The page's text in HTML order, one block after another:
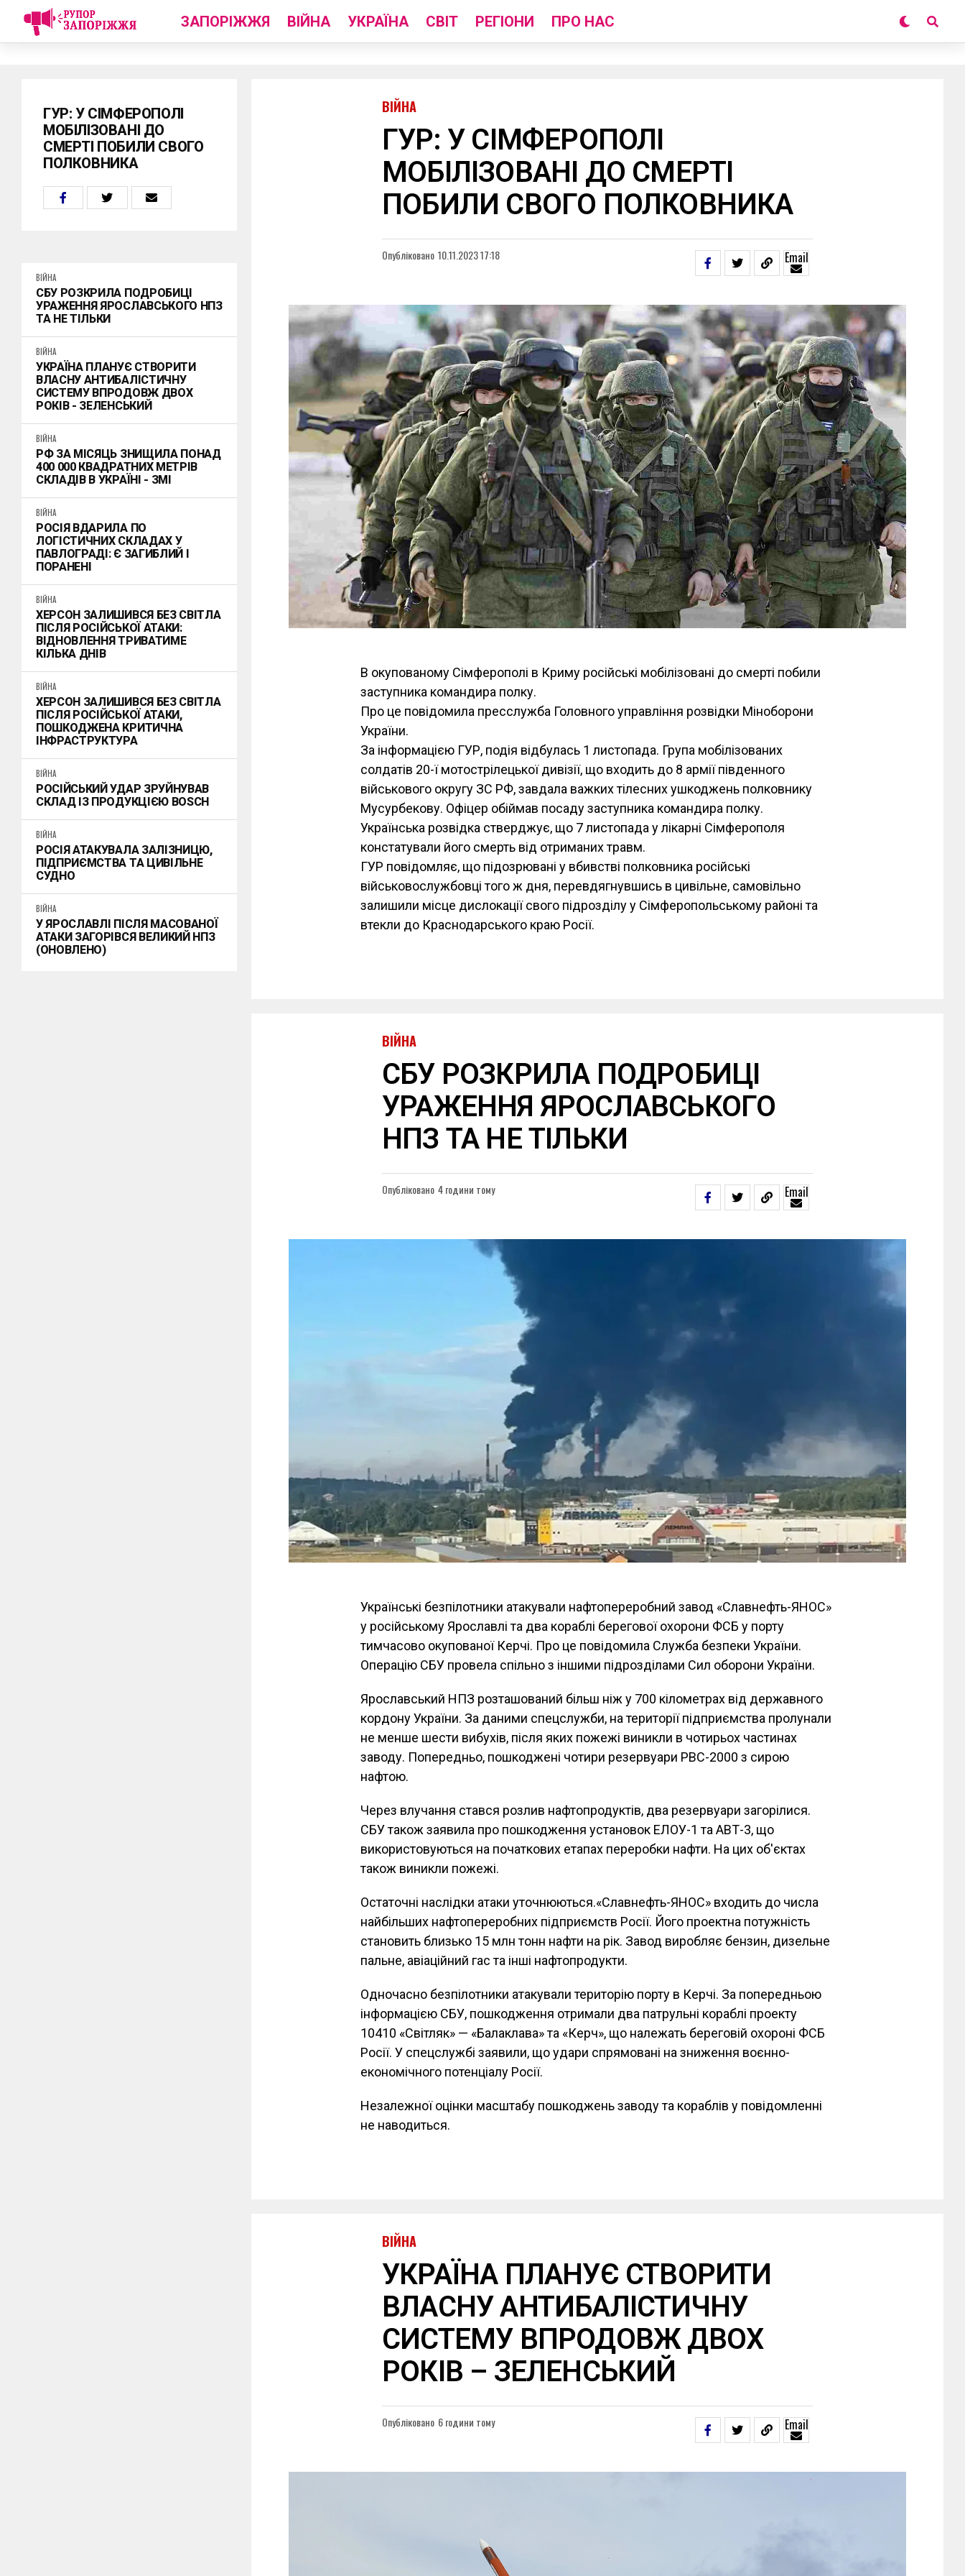
ЗАПОРІЖЖЯ ВІЙНА УКРАЇНА СВІТ РЕГІОНИ ПРО НАС
ГУР: У СІМФЕРОПОЛІ
МОБІЛІЗОВАНІ ДО
СМЕРТІ ПОБИЛИ СВОГО
ПОЛКОВНИКА
ВІЙНА
СБУ РОЗКРИЛА ПОДРОБИЦІ
УРАЖЕННЯ ЯРОСЛАВСЬКОГО НПЗ
ТА НЕ ТІЛЬКИ
ВІЙНА
УКРАЇНА ПЛАНУЄ СТВОРИТИ
ВЛАСНУ АНТИБАЛІСТИЧНУ
СИСТЕМУ ВПРОДОВЖ ДВОХ
РОКІВ - ЗЕЛЕНСЬКИЙ
ВІЙНА
РФ ЗА МІСЯЦЬ ЗНИЩИЛА ПОНАД
400 000 КВАДРАТНИХ МЕТРІВ
СКЛАДІВ В УКРАЇНІ - ЗМІ
ВІЙНА
РОСІЯ ВДАРИЛА ПО
ЛОГІСТИЧНИХ СКЛАДАХ У
ПАВЛОГРАДІ: Є ЗАГИБЛИЙ І
ПОРАНЕНІ
ВІЙНА
ХЕРСОН ЗАЛИШИВСЯ БЕЗ СВІТЛА
ПІСЛЯ РОСІЙСЬКОЇ АТАКИ:
ВІДНОВЛЕННЯ ТРИВАТИМЕ
КІЛЬКА ДНІВ
ВІЙНА
ХЕРСОН ЗАЛИШИВСЯ БЕЗ СВІТЛА
ПІСЛЯ РОСІЙСЬКОЇ АТАКИ,
ПОШКОДЖЕНА КРИТИЧНА
ІНФРАСТРУКТУРА
ВІЙНА
РОСІЙСЬКИЙ УДАР ЗРУЙНУВАВ
СКЛАД ІЗ ПРОДУКЦІЄЮ BOSCH
ВІЙНА
РОСІЯ АТАКУВАЛА ЗАЛІЗНИЦЮ,
ПІДПРИЄМСТВА ТА ЦИВІЛЬНЕ
СУДНО
ВІЙНА
У ЯРОСЛАВЛІ ПІСЛЯ МАСОВАНОЇ
АТАКИ ЗАГОРІВСЯ ВЕЛИКИЙ НПЗ
(ОНОВЛЕНО)
ВІЙНА
ГУР: У СІМФЕРОПОЛІ
МОБІЛІЗОВАНІ ДО СМЕРТІ
ПОБИЛИ СВОГО ПОЛКОВНИКА
Опубліковано 10.11.2023 17:18 Email
В окупованому Сімферополі в Криму російські мобілізовані до смерті побили
заступника командира полку.
Про це повiдомила пресслужба Головного управління розвідки Міноборони
України.
За інформацією ГУР, подія відбулась 1 листопада. Група мобілізованих
солдатів 20-ї мотострілецької дивізії, що входить до 8 армії південного
військового округу ЗС РФ, завдала важких тілесних ушкоджень полковнику
Мусурбекову. Офіцер обіймав посаду заступника командира полку.
Українська розвідка стверджує, що 7 листопада у лікарні Сімферополя
констатували його смерть від отриманих травм.
ГУР повідомляє, що підозрювані у вбивстві полковника російські
військовослужбовці того ж дня, перевдягнувшись в цивільне, самовільно
залишили місце дислокації свого підрозділу у Сімферопольському районі та
втекли до Краснодарського краю Росії.
ВІЙНА
СБУ РОЗКРИЛА ПОДРОБИЦІ
УРАЖЕННЯ ЯРОСЛАВСЬКОГО
НПЗ ТА НЕ ТІЛЬКИ
Опубліковано 4 години тому Email
Українські безпілотники атакували нафтопереробний завод «Славнефть-ЯНОС»
у російському Ярославлі та два кораблі берегової охорони ФСБ у порту
тимчасово окупованої Керчі. Про це повідомила Служба безпеки України.
Операцію СБУ провела спільно з іншими підрозділами Сил оборони України.
Ярославський НПЗ розташований більш ніж у 700 кілометрах від державного
кордону України. За даними спецслужби, на території підприємства пролунали
не менше шести вибухів, після яких пожежі виникли в чотирьох частинах
заводу. Попередньо, пошкоджені чотири резервуари РВС-2000 з сирою
нафтою.
Через влучання стався розлив нафтопродуктів, два резервуари загорілися.
СБУ також заявила про пошкодження установок ЕЛОУ-1 та АВТ-3, що
використовуються на початкових етапах переробки нафти. На цих об'єктах
також виникли пожежі.
Остаточні наслідки атаки уточнюються.«Славнефть-ЯНОС» входить до числа
найбільших нафтопереробних підприємств Росії. Його проектна потужність
становить близько 15 млн тонн нафти на рік. Завод виробляє бензин, дизельне
пальне, авіаційний гас та інші нафтопродукти.
Одночасно безпілотники атакували територію порту в Керчі. За попередньою
інформацією СБУ, пошкодження отримали два патрульні кораблі проекту
10410 «Світляк» — «Балаклава» та «Керч», що належать береговій охороні ФСБ
Росії. У спецслужбі заявили, що удари спрямовані на зниження воєнно-
економічного потенціалу Росії.
Незалежної оцінки масштабу пошкоджень заводу та кораблів у повідомленні
не наводиться.
ВІЙНА
УКРАЇНА ПЛАНУЄ СТВОРИТИ
ВЛАСНУ АНТИБАЛІСТИЧНУ
СИСТЕМУ ВПРОДОВЖ ДВОХ
РОКІВ – ЗЕЛЕНСЬКИЙ
Опубліковано 6 години тому Email